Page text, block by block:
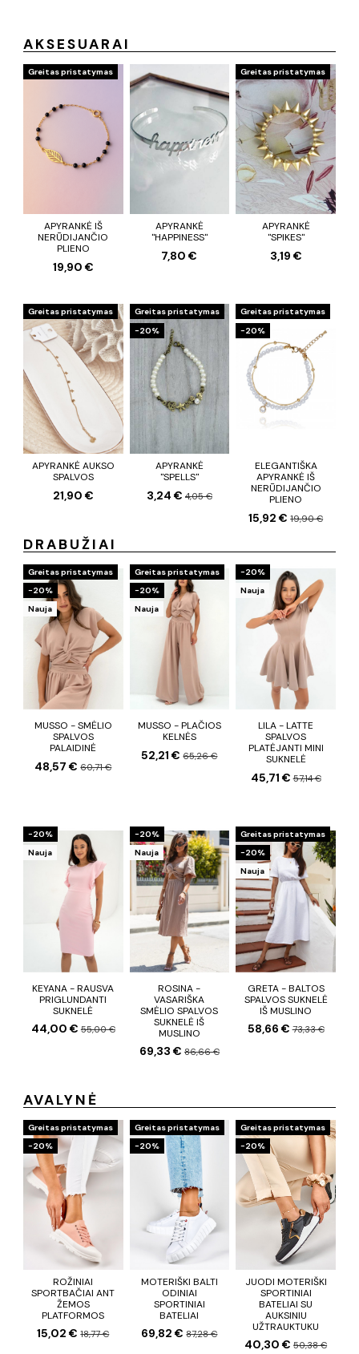
AKSESUARAI
Greitas pristatymas
APYRANKĖ IŠ
NERŪDIJANČIO
PLIENO
19,90 €
APYRANKĖ
"HAPPINESS"
7,80 €
Greitas pristatymas
APYRANKĖ
"SPIKES"
3,19 €
Greitas pristatymas
APYRANKĖ AUKSO
SPALVOS
21,90 €
Greitas pristatymas
−20%
APYRANKĖ
"SPELLS"
3,24 € 4,05 €
Greitas pristatymas
−20%
ELEGANTIŠKA
APYRANKĖ IŠ
NERŪDIJANČIO
PLIENO
15,92 €19,90 €
DRABUŽIAI
Greitas pristatymas
−20%
Nauja
MUSSO - SMĖLIO
SPALVOS
PALAIDINĖ
48,57 €60,71 €
Greitas pristatymas
−20%
Nauja
MUSSO - PLAČIOS
KELNĖS
52,21 €65,26 €
−20%
Nauja
LILA - LATTE
SPALVOS
PLATĖJANTI MINI
SUKNELĖ
45,71 €57,14 €
−20%
Nauja
KEYANA - RAUSVA
PRIGLUNDANTI
SUKNELĖ
44,00 €55,00 €
−20%
Nauja
ROSINA -
VASARIŠKA
SMĖLIO SPALVOS
SUKNELĖ IŠ
MUSLINO
69,33 € 86,66 €
Greitas pristatymas
−20%
Nauja
GRETA - BALTOS
SPALVOS SUKNELĖ
IŠ MUSLINO
58,66 €73,33 €
AVALYNĖ
Greitas pristatymas
−20%
ROŽINIAI
SPORTBAČIAI ANT
ŽEMOS
PLATFORMOS
15,02 €18,77 €
Greitas pristatymas
−20%
MOTERIŠKI BALTI
ODINIAI
SPORTINIAI
BATELIAI
69,82 €87,28 €
Greitas pristatymas
−20%
JUODI MOTERIŠKI
SPORTINIAI
BATELIAI SU
AUKSINIU
UŽTRAUKTUKU
40,30 €50,38 €